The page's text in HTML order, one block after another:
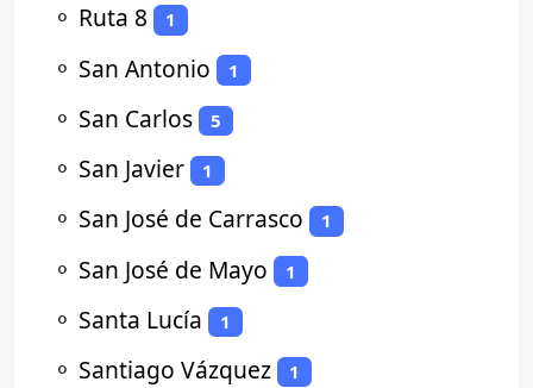
⚬ Ruta 8 1
⚬ San Antonio 1
⚬ San Carlos 5
⚬ San Javier 1
⚬ San José de Carrasco 1
⚬ San José de Mayo 1
⚬ Santa Lucía 1
⚬ Santiago Vázquez 1